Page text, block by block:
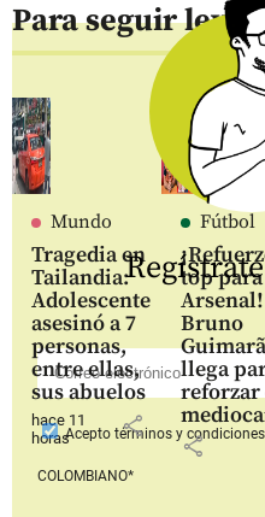
Para seguir
Mundo
Tragedia en
Tailandia:
Adolescente
asesinó a 7
personas,
entre ellas,
sus abuelos
hace 11
horas
share
Fútbol
top
Arsenal!
Bruno
llega
reforzar
share
Regístrate
Aceptotérminos y
COLOMBIANO*